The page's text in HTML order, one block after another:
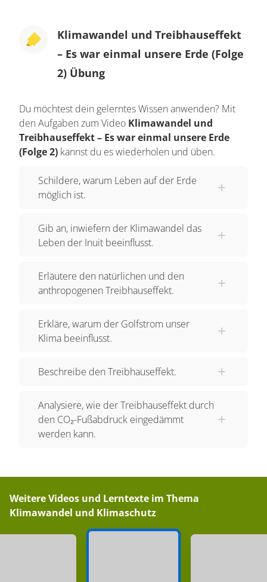
Klimawandel und Treibhauseffekt
– Es war einmal unsere Erde (Folge
2) Übung
Du möchtest dein gelerntes Wissen anwenden? Mit
den Aufgaben zum Video Klimawandel und
Treibhauseffekt – Es war einmal unsere Erde
(Folge 2) kannst du es wiederholen und üben.
Schildere, warum Leben auf der Erde
möglich ist.
Gib an, inwiefern der Klimawandel das
Leben der Inuit beeinflusst.
Erläutere den natürlichen und den
anthropogenen Treibhauseffekt.
Erkläre, warum der Golfstrom unser
Klima beeinflusst.
Beschreibe den Treibhauseffekt.
Analysiere, wie der Treibhauseffekt durch
den CO₂-Fußabdruck eingedämmt
werden kann.
Weitere Videos und Lerntexte im Thema
Klimawandel und Klimaschutz